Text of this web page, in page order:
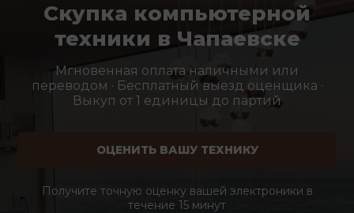
Скупка компьютерной
техники в Чапаевске
Мгновенная оплата наличными или
переводом · Бесплатный выезд оценщика ·
Выкуп от 1 единицы до партий
ОЦЕНИТЬ ВАШУ ТЕХНИКУ
Получите точную оценку вашей электроники в
течение 15 минут